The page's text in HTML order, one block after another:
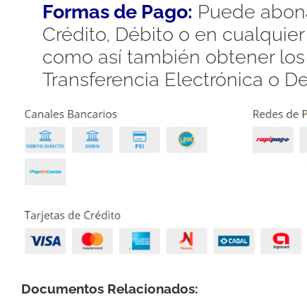
Formas de Pago: Puede
Crédito, Débito o en
como así también obtener
Transferencia Electrónica o
Documentos Relacionados: